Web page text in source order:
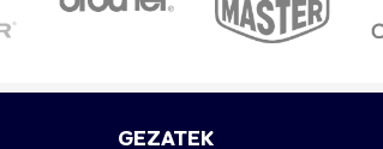
GEZATEK